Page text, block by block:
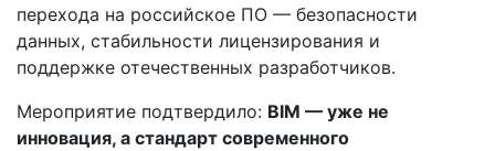
перехода на российское ПО — безопасности
данных, стабильности лицензирования и
поддержке отечественных разработчиков.
Мероприятие подтвердило: BIM — уже не
инновация, а стандарт современного